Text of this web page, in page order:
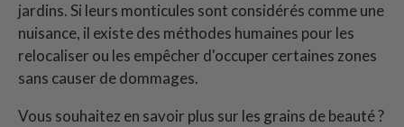
jardins. Si leurs monticules sont considérés comme une
nuisance, il existe des méthodes humaines pour les
relocaliser ou les empêcher d'occuper certaines zones
sans causer de dommages.
Vous souhaitez en savoir plus sur les grains de beauté ?